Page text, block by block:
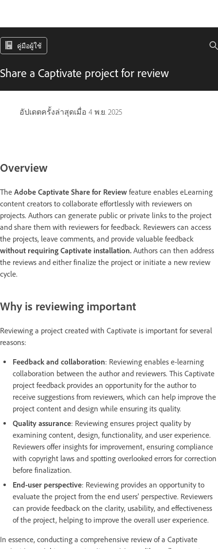
คู่มือผู้ใช้
Share a Captivate project for review
อัปเดตครั้งล่าสุดเมื่อ 4 พ.ย. 2025
Overview
The Adobe Captivate Share for Review feature enables eLearning
content creators to collaborate effortlessly with reviewers on
projects. Authors can generate public or private links to the project
and share them with reviewers for feedback. Reviewers can access
the projects, leave comments, and provide valuable feedback
without requiring Captivate installation. Authors can then address
the reviews and either finalize the project or initiate a new review
cycle.
Why is reviewing important
Reviewing a project created with Captivate is important for several
reasons:
Feedback and collaboration: Reviewing enables e-learning
collaboration between the author and reviewers. This Captivate
project feedback provides an opportunity for the author to
receive suggestions from reviewers, which can help improve the
project content and design while ensuring its quality.
Quality assurance: Reviewing ensures project quality by
examining content, design, functionality, and user experience.
Reviewers offer insights for improvement, ensuring compliance
with copyright laws and spotting overlooked errors for correction
before finalization.
End-user perspective: Reviewing provides an opportunity to
evaluate the project from the end users' perspective. Reviewers
can provide feedback on the clarity, usability, and effectiveness
of the project, helping to improve the overall user experience.
In essence, conducting a comprehensive review of a Captivate